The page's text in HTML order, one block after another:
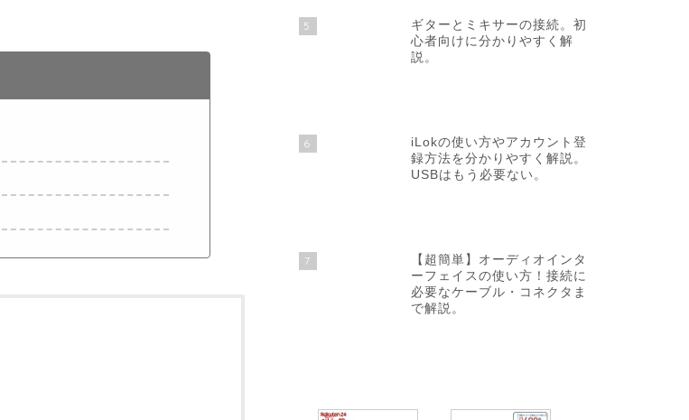
5
ギターとミキサーの接続。初
心者向けに分かりやすく解
説。
6
iLokの使い方やアカウント登
録方法を分かりやすく解説。
USBはもう必要ない。
7
【超簡単】オーディオインタ
ーフェイスの使い方！接続に
必要なケーブル・コネクタま
で解説。